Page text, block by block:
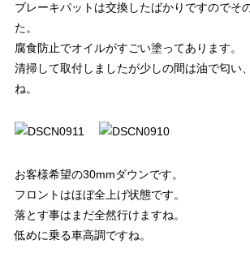
ブレーキパットは交換したばかりですのでそ
た。
腐食防止でオイルがすごい塗ってあります。
清掃して取付しましたが少しの間は油で匂い
ね。
お客様希望の30mmダウンです。
フロントはほぼ全上げ状態です。
落とす事はまだ全然行けますね。
低めに乗る車高調ですね。